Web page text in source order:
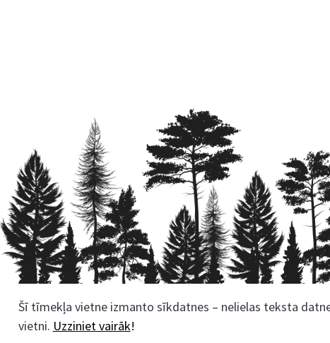
Rekvizīti
Šī tīmekļa vietne izmanto sīkdatnes – nelielas teksta
vietni. Uzziniet vairāk!